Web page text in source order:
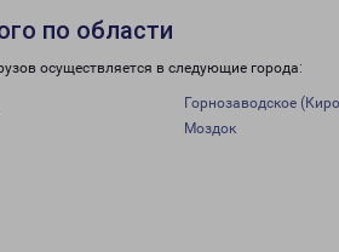
по области
осуществляется в следующие города:
Горнозаводское
Моздок